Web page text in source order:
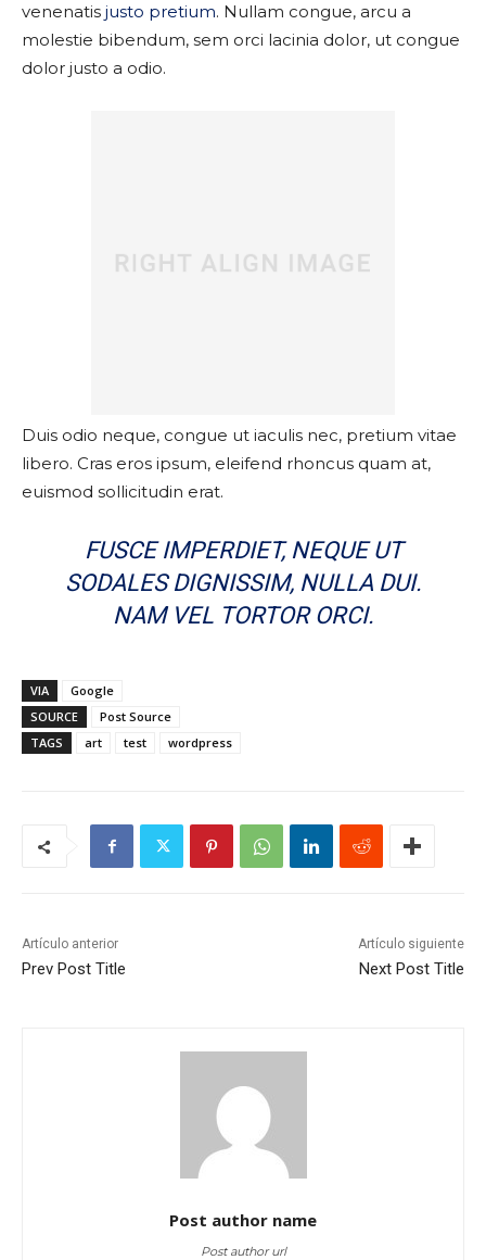
venenatis justo pretium. Nullam congue, arcu a
molestie bibendum, sem orci lacinia dolor, ut congue
dolor justo a odio.
Duis odio neque, congue ut iaculis nec, pretium vitae
libero. Cras eros ipsum, eleifend rhoncus quam at,
euismod sollicitudin erat.
FUSCE IMPERDIET, NEQUE UT
SODALES DIGNISSIM, NULLA DUI.
NAM VEL TORTOR ORCI.
VIA
Google
SOURCE
Post Source
TAGS
art test wordpress
Artículo anterior
Prev Post Title
Artículo siguiente
Next Post Title
Post author name
Post author url